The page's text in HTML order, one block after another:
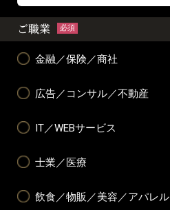
ご職業 必須
金融／保険／商社
広告／コンサル／不動産
IT／WEBサービス
士業／医療
飲食／物販／美容／アパレル